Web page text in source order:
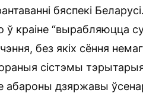
бяспекі
ў краіне “вырабляюцца
без якіх сёння
сістэмы
абароны дзяржавы